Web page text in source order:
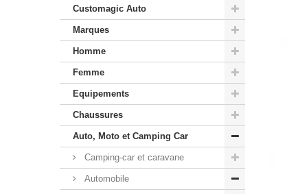
Customagic Auto
Marques
Homme
Femme
Equipements
Chaussures
Auto, Moto et Camping Car
Camping-car et caravane
Automobile